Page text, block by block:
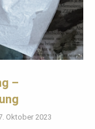
–
Oktober 2023